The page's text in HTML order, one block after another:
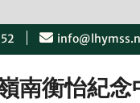
南衡怡紀念